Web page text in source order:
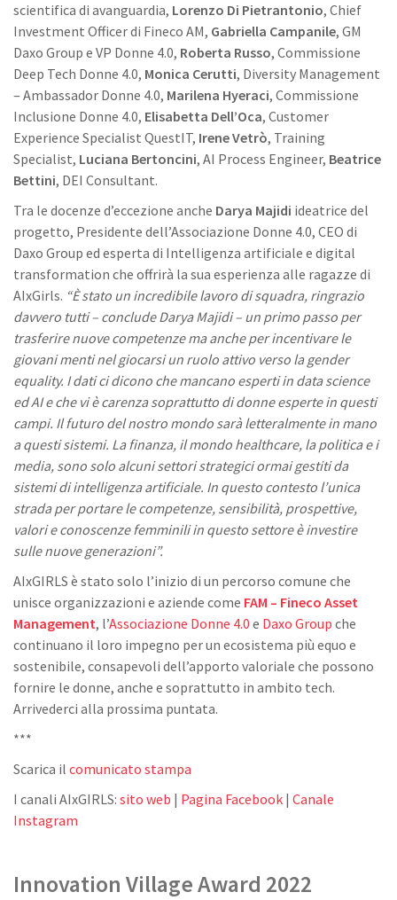
scientifica di avanguardia, Lorenzo Di Pietrantonio, Chief
Investment Officer di Fineco AM, Gabriella Campanile, GM
Daxo Group e VP Donne 4.0, Roberta Russo, Commissione
Deep Tech Donne 4.0, Monica Cerutti, Diversity Management
– Ambassador Donne 4.0, Marilena Hyeraci, Commissione
Inclusione Donne 4.0, Elisabetta Dell’Oca, Customer
Experience Specialist QuestIT, Irene Vetrò, Training
Specialist, Luciana Bertoncini, AI Process Engineer, Beatrice
Bettini, DEI Consultant.
Tra le docenze d’eccezione anche Darya Majidi ideatrice del
progetto, Presidente dell’Associazione Donne 4.0, CEO di
Daxo Group ed esperta di Intelligenza artificiale e digital
transformation che offrirà la sua esperienza alle ragazze di
AIxGirls. “È stato un incredibile lavoro di squadra, ringrazio
davvero tutti – conclude Darya Majidi – un primo passo per
trasferire nuove competenze ma anche per incentivare le
giovani menti nel giocarsi un ruolo attivo verso la gender
equality. I dati ci dicono che mancano esperti in data science
ed AI e che vi è carenza soprattutto di donne esperte in questi
campi. Il futuro del nostro mondo sarà letteralmente in mano
a questi sistemi. La finanza, il mondo healthcare, la politica e i
media, sono solo alcuni settori strategici ormai gestiti da
sistemi di intelligenza artificiale. In questo contesto l’unica
strada per portare le competenze, sensibilità, prospettive,
valori e conoscenze femminili in questo settore è investire
sulle nuove generazioni”.
AIxGIRLS è stato solo l’inizio di un percorso comune che
unisce organizzazioni e aziende come FAM – Fineco Asset
Management, l’Associazione Donne 4.0 e Daxo Group che
continuano il loro impegno per un ecosistema più equo e
sostenibile, consapevoli dell’apporto valoriale che possono
fornire le donne, anche e soprattutto in ambito tech.
Arrivederci alla prossima puntata.
***
Scarica il comunicato stampa
I canali AIxGIRLS: sito web | Pagina Facebook | Canale
Instagram
Innovation Village Award 2022